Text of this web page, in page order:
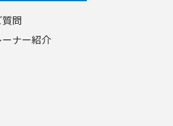
問
ナー紹介